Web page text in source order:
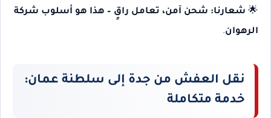
🌟 شعارنا: شحن آمن، تعامل راقٍ – هذا هو أسلوب شركة
الرهوان.
نقل العفش من جدة إلى سلطنة عمان:
خدمة متكاملة